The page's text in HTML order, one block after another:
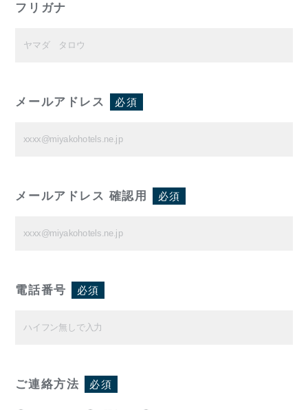
フリガナ
メールアドレス 必須
メールアドレス 確認用 必須
電話番号 必須
ご連絡方法 必須